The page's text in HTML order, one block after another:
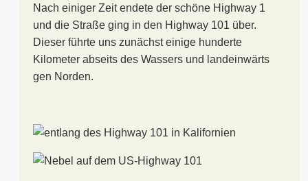
Nach einiger Zeit endete der schöne Highway 1
und die Straße ging in den Highway 101 über.
Dieser führte uns zunächst einige hunderte
Kilometer abseits des Wassers und landeinwärts
gen Norden.